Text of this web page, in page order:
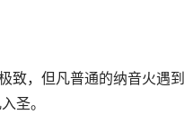
致，但凡普通的纳音火遇
圣。